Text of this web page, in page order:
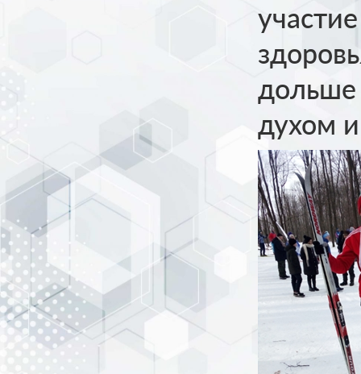
дольше
духом